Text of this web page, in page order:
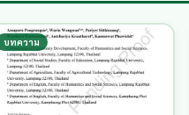
บทความ